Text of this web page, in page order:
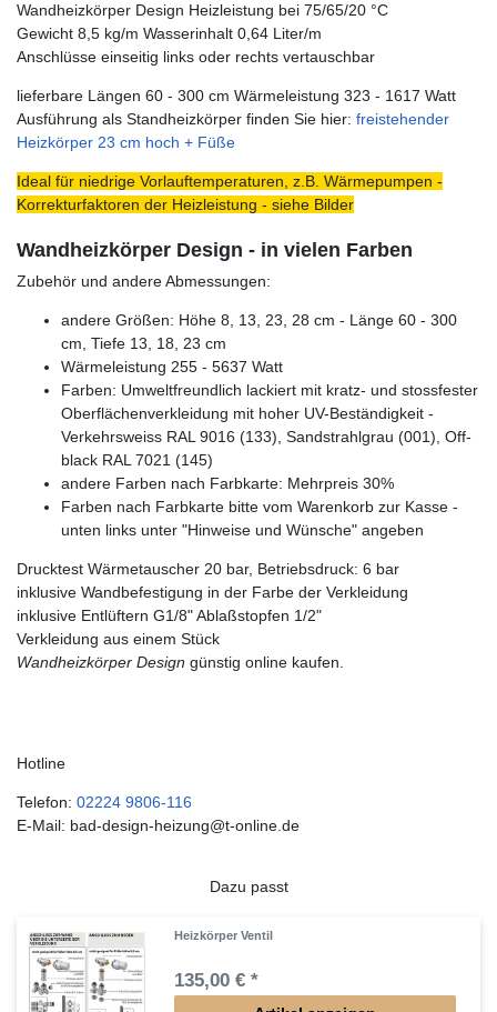
Wandheizkörper Design Heizleistung bei 75/65/20 °C
Gewicht 8,5 kg/m Wasserinhalt 0,64 Liter/m
Anschlüsse einseitig links oder rechts vertauschbar
lieferbare Längen 60 - 300 cm Wärmeleistung 323 - 1617 Watt
Ausführung als Standheizkörper finden Sie hier: freistehender
Heizkörper 23 cm hoch + Füße
Ideal für niedrige Vorlauftemperaturen, z.B. Wärmepumpen -
Korrekturfaktoren der Heizleistung - siehe Bilder
Wandheizkörper Design - in vielen Farben
Zubehör und andere Abmessungen:
andere Größen: Höhe 8, 13, 23, 28 cm - Länge 60 - 300
cm, Tiefe 13, 18, 23 cm
Wärmeleistung 255 - 5637 Watt
Farben: Umweltfreundlich lackiert mit kratz- und stossfester
Oberflächenverkleidung mit hoher UV-Beständigkeit -
Verkehrsweiss RAL 9016 (133), Sandstrahlgrau (001), Off-
black RAL 7021 (145)
andere Farben nach Farbkarte: Mehrpreis 30%
Farben nach Farbkarte bitte vom Warenkorb zur Kasse -
unten links unter "Hinweise und Wünsche" angeben
Drucktest Wärmetauscher 20 bar, Betriebsdruck: 6 bar
inklusive Wandbefestigung in der Farbe der Verkleidung
inklusive Entlüftern G1/8" Ablaßstopfen 1/2"
Verkleidung aus einem Stück
Wandheizkörper Design günstig online kaufen.
Hotline
Telefon: 02224 9806-116
E-Mail: bad-design-heizung@t-online.de
Dazu passt
Heizkörper Ventil
135,00 € *